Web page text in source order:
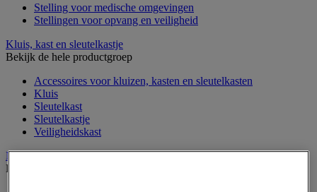
Stelling voor medische omgevingen
Stellingen voor opvang en veiligheid
Kluis, kast en sleutelkastje
Bekijk de hele productgroep
Accessoires voor kluizen, kasten en sleutelkasten
Kluis
Sleutelkast
Sleutelkastje
Veiligheidskast
Medische apparatuur en meubilair
Bekijk de hele productgroep